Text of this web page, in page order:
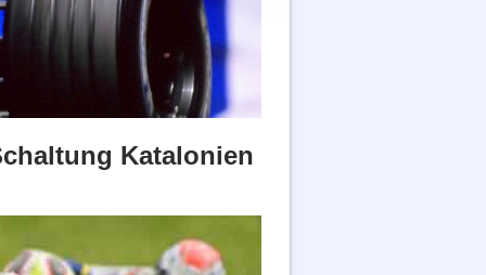
Katalonien